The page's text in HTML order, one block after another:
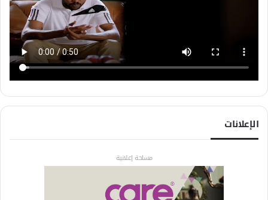
الإعلانات
مساحة إعلانية